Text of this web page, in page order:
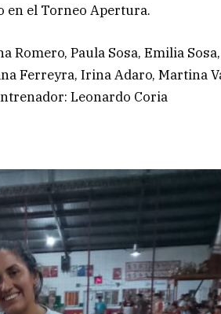
en el Torneo Apertura.
Paula Sosa, Emilia
Ferreyra, Irina Adaro, Martina
Leonardo Coria